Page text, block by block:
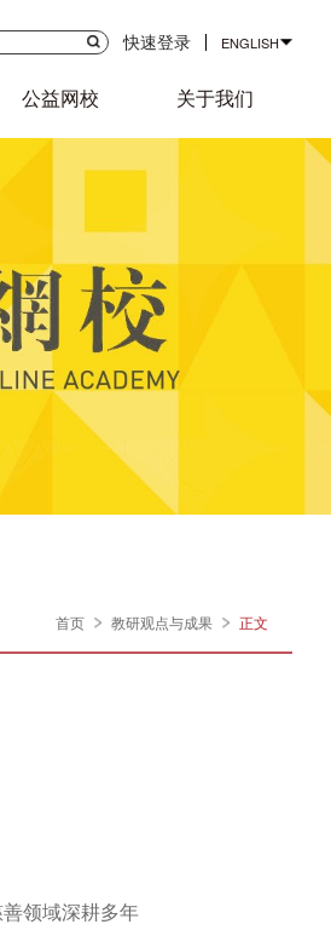
快速登录 ENGLISH
公益网校 关于我们
首页 教研观点与成果 正文
领域深耕多年